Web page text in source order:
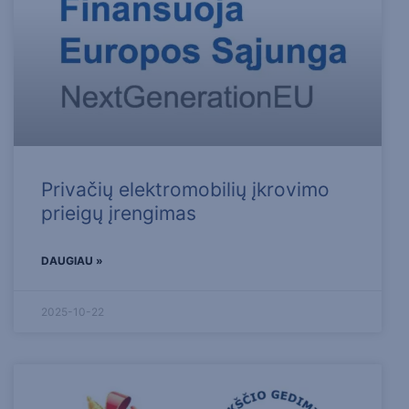
Privačių elektromobilių įkrovimo
prieigų įrengimas
DAUGIAU »
2025-10-22